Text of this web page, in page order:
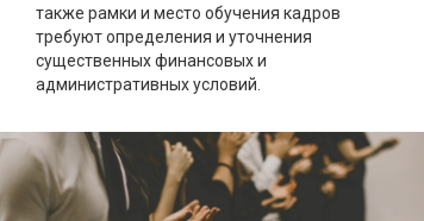
также рамки и место обучения кадров
требуют определения и уточнения
существенных финансовых и
административных условий.